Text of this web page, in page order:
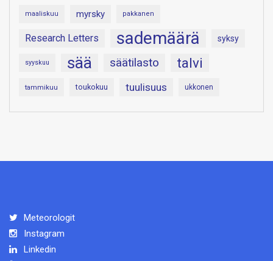
maaliskuu myrsky pakkanen
Research Letters sademäärä syksy
syyskuu sää säätilasto talvi
tammikuu toukokuu tuulisuus ukkonen
Meteorologit
Instagram
Linkedin